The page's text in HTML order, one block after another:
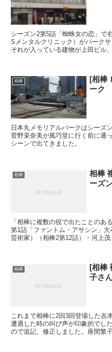
シーズン2第5話「蜘蛛女の恋」で
Sメンタルクリニック）がパーク
それが入っている建物が上田ビル
年近く前の作品でちらっと写った
相棒
[相棒
ーク
日本丸メモリアルパークはシーズ
菅野茉奈美が風巧堂に行く前に通
シーンで出てきました。
相棒
相棒
ーズ
「相棒に複数の役で出たことのあ
第1話「ファントム・アサシン」
芸術家）（相棒2第12話）・河上
相棒
[相棒
子さ
これまで相棒に2回3回登場した吉
遭遇した時の叫び声が印象的でし
ので追記、修正しました。座間繁
8話「監禁」）橋本百合（相棒13